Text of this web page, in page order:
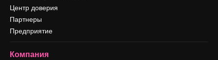
Центр доверия
Партнеры
Предприятие
Компания